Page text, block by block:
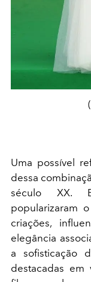
Uma possível
dessa
século XX.
popularizaram
criações,
elegância
a sofisticação
destacadas em